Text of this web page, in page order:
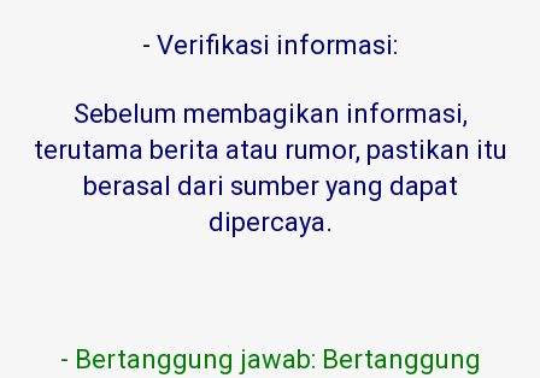
- Verifikasi informasi:
Sebelum membagikan informasi,
terutama berita atau rumor, pastikan itu
berasal dari sumber yang dapat
dipercaya.
- Bertanggung jawab: Bertanggung